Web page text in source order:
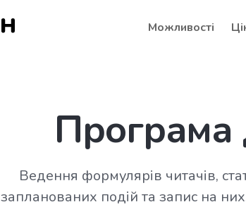
Можливості
Програма
Ведення формулярів читачів,
запланованих подій та запис на